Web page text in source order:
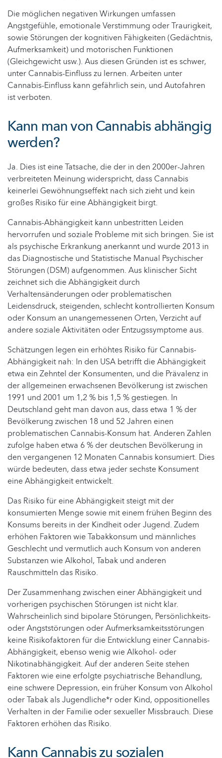
Die möglichen negativen Wirkungen umfassen
Angstgefühle, emotionale Verstimmung oder Traurigkeit,
sowie Störungen der kognitiven Fähigkeiten (Gedächtnis,
Aufmerksamkeit) und motorischen Funktionen
(Gleichgewicht usw.). Aus diesen Gründen ist es schwer,
unter Cannabis-Einfluss zu lernen. Arbeiten unter
Cannabis-Einfluss kann gefährlich sein, und Autofahren
ist verboten.
Kann man von Cannabis abhängig
werden?
Ja. Dies ist eine Tatsache, die der in den 2000er-Jahren
verbreiteten Meinung widerspricht, dass Cannabis
keinerlei Gewöhnungseffekt nach sich zieht und kein
großes Risiko für eine Abhängigkeit birgt.
Cannabis-Abhängigkeit kann unbestritten Leiden
hervorrufen und soziale Probleme mit sich bringen. Sie ist
als psychische Erkrankung anerkannt und wurde 2013 in
das Diagnostische und Statistische Manual Psychischer
Störungen (DSM) aufgenommen. Aus klinischer Sicht
zeichnet sich die Abhängigkeit durch
Verhaltensänderungen oder problematischen
Leidensdruck, steigenden, schlecht kontrollierten Konsum
oder Konsum an unangemessenen Orten, Verzicht auf
andere soziale Aktivitäten oder Entzugssymptome aus.
Schätzungen legen ein erhöhtes Risiko für Cannabis-
Abhängigkeit nah: In den USA betrifft die Abhängigkeit
etwa ein Zehntel der Konsumenten, und die Prävalenz in
der allgemeinen erwachsenen Bevölkerung ist zwischen
1991 und 2001 um 1,2 % bis 1,5 % gestiegen. In
Deutschland geht man davon aus, dass etwa 1 % der
Bevölkerung zwischen 18 und 52 Jahren einen
problematischen Cannabis-Konsum hat. Anderen Zahlen
zufolge haben etwa 6 % der deutschen Bevölkerung in
den vergangenen 12 Monaten Cannabis konsumiert. Dies
würde bedeuten, dass etwa jeder sechste Konsument
eine Abhängigkeit entwickelt.
Das Risiko für eine Abhängigkeit steigt mit der
konsumierten Menge sowie mit einem frühen Beginn des
Konsums bereits in der Kindheit oder Jugend. Zudem
erhöhen Faktoren wie Tabakkonsum und männliches
Geschlecht und vermutlich auch Konsum von anderen
Substanzen wie Alkohol, Tabak und anderen
Rauschmitteln das Risiko.
Der Zusammenhang zwischen einer Abhängigkeit und
vorherigen psychischen Störungen ist nicht klar.
Wahrscheinlich sind bipolare Störungen, Persönlichkeits-
oder Angststörungen oder Aufmerksamkeitsstörungen
keine Risikofaktoren für die Entwicklung einer Cannabis-
Abhängigkeit, ebenso wenig wie Alkohol- oder
Nikotinabhängigkeit. Auf der anderen Seite stehen
Faktoren wie eine erfolgte psychiatrische Behandlung,
eine schwere Depression, ein früher Konsum von Alkohol
oder Tabak als Jugendliche*r oder Kind, oppositionelles
Verhalten in der Familie oder sexueller Missbrauch. Diese
Faktoren erhöhen das Risiko.
Kann Cannabis zu sozialen